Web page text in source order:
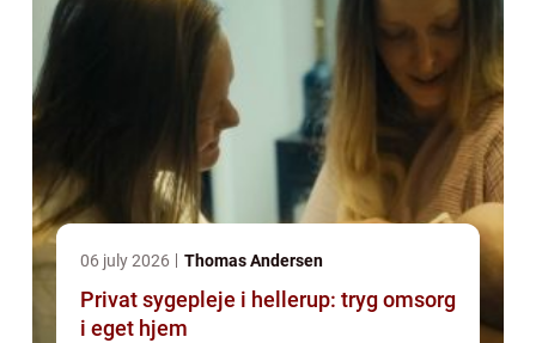
06 july 2026 Thomas Andersen
Privat sygepleje i hellerup: tryg omsorg
i eget hjem